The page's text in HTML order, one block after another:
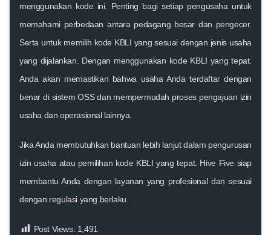
menggunakan kode ini. Penting bagi setiap pengusaha untuk
memahami perbedaan antara pedagang besar dan pengecer.
Serta untuk memilih kode KBLI yang sesuai dengan jenis usaha
yang dijalankan. Dengan menggunakan kode KBLI yang tepat.
Anda akan memastikan bahwa usaha Anda terdaftar dengan
benar di sistem OSS dan mempermudah proses pengajuan izin
usaha dan operasional lainnya.
Jika Anda membutuhkan bantuan lebih lanjut dalam pengurusan
izin usaha atau pemilihan kode KBLI yang tepat. Hive Five siap
membantu Anda dengan layanan yang profesional dan sesuai
dengan regulasi yang berlaku.
Post Views: 1,491